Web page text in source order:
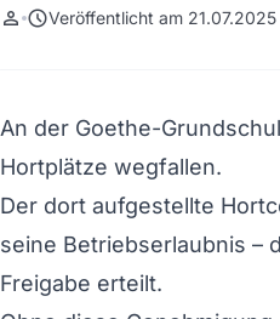
person scheduleVeröffentlicht am
An der Goethe-
Hortplätze wegfallen.
Der dort aufgestellte
seine Betriebserlaubnis –
Freigabe erteilt.